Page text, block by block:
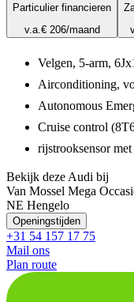
Particulier financieren
v.a.€ 206/maand
Velgen, 5-arm,
Airconditioning,
Autonomous
Cruise control
rijstrooksensor
Bekijk deze Audi bij
Van Mossel Mega
NE Hengelo
Openingstijden
+31 54 157 17 75
Mail ons
Plan route